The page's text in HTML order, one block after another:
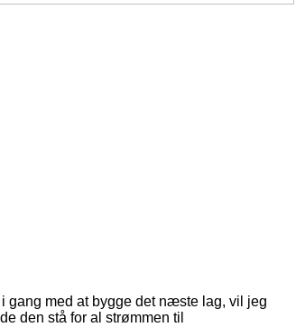
gang med at bygge det næste lag, vil jeg
den stå for al strømmen til